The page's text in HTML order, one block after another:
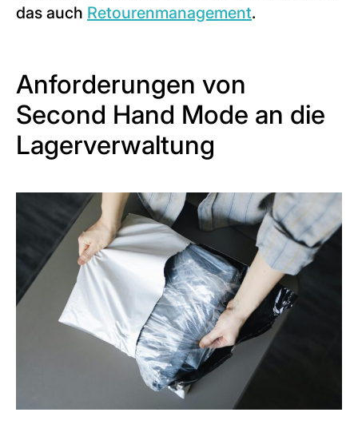
das auch Retourenmanagement.
Anforderungen von
Second Hand Mode an die
Lagerverwaltung